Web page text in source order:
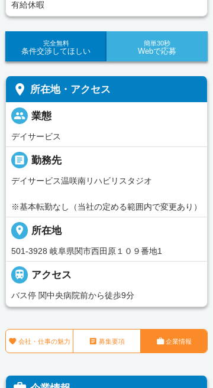
有給休暇
完全無料
条件交渉してほしい
簡単30秒
Webで応募
place 所在地・アクセス
people 業態
デイサービス
_pin
勤務先
デイサービス温咲南リハビリスタジオ
※基本転勤なし（当社の定める範囲内で変更あり）
place 所在地
501-3928 岐阜県関市西田原１０９番地1
 アクセス
バス停 関中央病院前から徒歩9分
 会社・仕事の魅力  募集要項 企業情報